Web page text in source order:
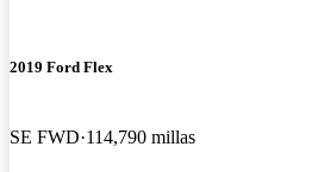
2019 Ford Flex
SE FWD 114,790 millas